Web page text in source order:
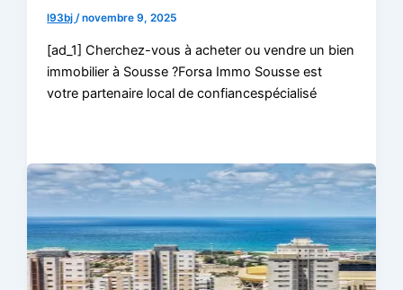
l93bj/novembre 9, 2025
[ad_1] Cherchez-vous à acheter ou vendre un bien
immobilier à Sousse ?Forsa Immo Sousse est
votre partenaire local de confiancespécialisé